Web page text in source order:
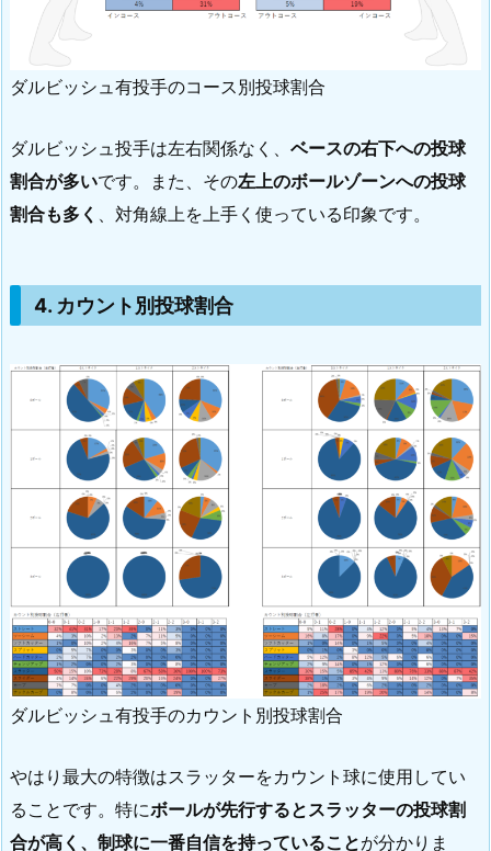
ダルビッシュ有投手のコース別投球割合
ダルビッシュ投手は左右関係なく、 ベースの右下への投球
割合が多いです。また、その左上のボールゾーンへの投球
割合も多く
、対角線上を上手く使っている印象です。
4. カウント別投球割合
ダルビッシュ有投手のカウント別投球割合
やはり最大の特徴はスラッターをカウント球に使用してい
ることです。特にボールが先行するとスラッターの投球割
合が高く、制球に一番自信を持っていることが分かりま